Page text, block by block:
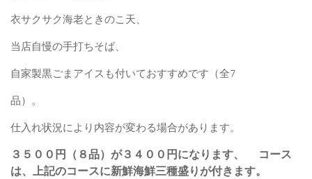
衣サクサク海老ときのこ天、
当店自慢の手打ちそば、
自家製黒ごまアイスも付いておすすめです（全7
品）。
仕入れ状況により内容が変わる場合があります。
３５００円（８品）が３４００円になります、 コース
は、上記のコースに新鮮海鮮三種盛りが付きます。